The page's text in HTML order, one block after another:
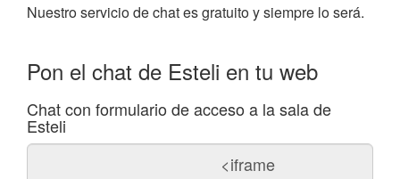
Nuestro servicio de chat es gratuito y siempre lo será.
Pon el chat de Esteli en tu web
Chat con formulario de acceso a la sala de
Esteli
Código